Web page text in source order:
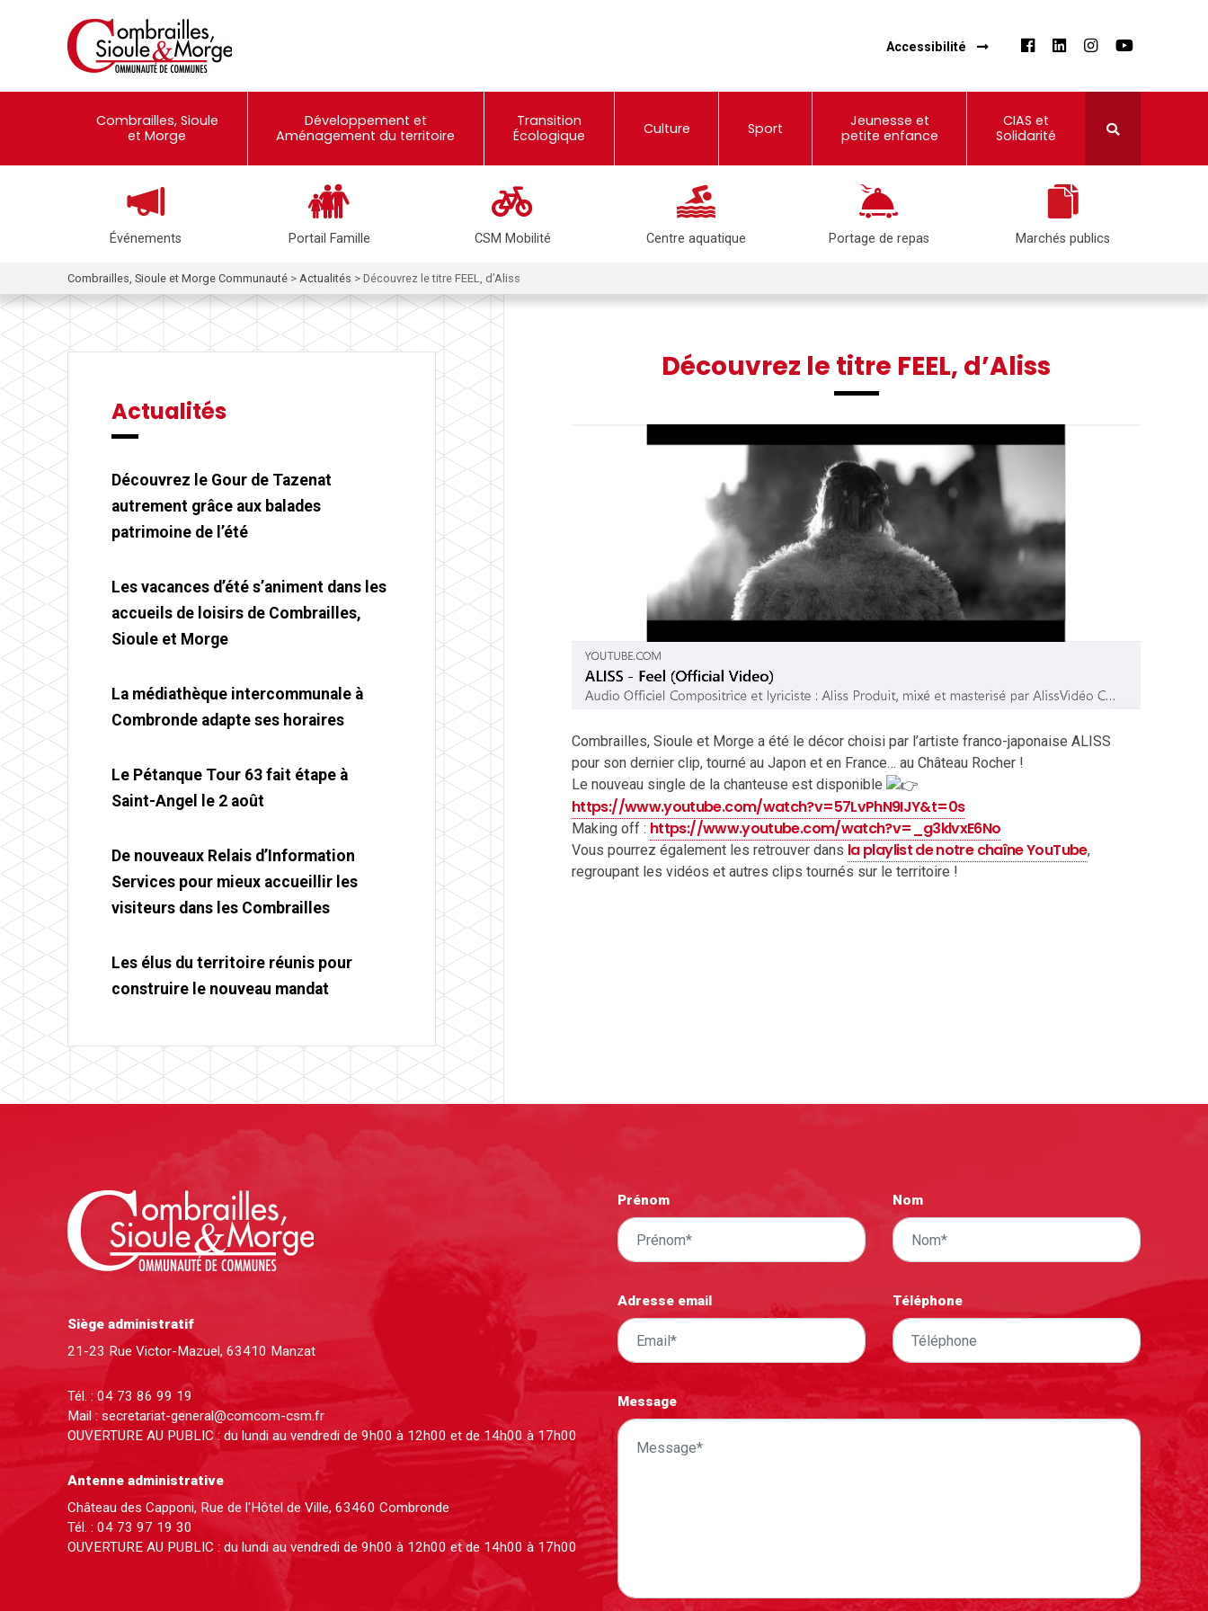
Accessibilité
Combrailles, Sioule
et Morge
Développement et
Aménagement du territoire
Transition
Écologique
Culture Sport
Jeunesse et
petite enfance
CIAS et
Solidarité
Événements Portail Famille CSM Mobilité Centre aquatique Portage de repas Marchés publics
Combrailles, Sioule et Morge Communauté > Actualités > Découvrez le titre FEEL, d’Aliss
Découvrez le titre FEEL, d’Aliss
Combrailles, Sioule et Morge a été le décor choisi par l’artiste franco-japonaise ALISS
pour son dernier clip, tourné au Japon et en France… au Château Rocher !
Le nouveau single de la chanteuse est disponible
https://www.youtube.com/watch?v=57LvPhN9IJY&t=0s
Making off : https://www.youtube.com/watch?v=_g3klvxE6No
Vous pourrez également les retrouver dans la playlist de notre chaîne YouTube,
regroupant les vidéos et autres clips tournés sur le territoire !
Actualités
Découvrez le Gour de Tazenat
autrement grâce aux balades
patrimoine de l’été
Les vacances d’été s’animent dans les
accueils de loisirs de Combrailles,
Sioule et Morge
La médiathèque intercommunale à
Combronde adapte ses horaires
Le Pétanque Tour 63 fait étape à
Saint-Angel le 2 août
De nouveaux Relais d’Information
Services pour mieux accueillir les
visiteurs dans les Combrailles
Les élus du territoire réunis pour
construire le nouveau mandat
Siège administratif
21-23 Rue Victor-Mazuel, 63410 Manzat
Tél. : 04 73 86 99 19
Mail : secretariat-general@comcom-csm.fr
OUVERTURE AU PUBLIC : du lundi au vendredi de 9h00 à 12h00 et de 14h00 à 17h00
Antenne administrative
Château des Capponi, Rue de l'Hôtel de Ville, 63460 Combronde
Tél. : 04 73 97 19 30
OUVERTURE AU PUBLIC : du lundi au vendredi de 9h00 à 12h00 et de 14h00 à 17h00
Prénom Nom
Adresse email Téléphone
Message